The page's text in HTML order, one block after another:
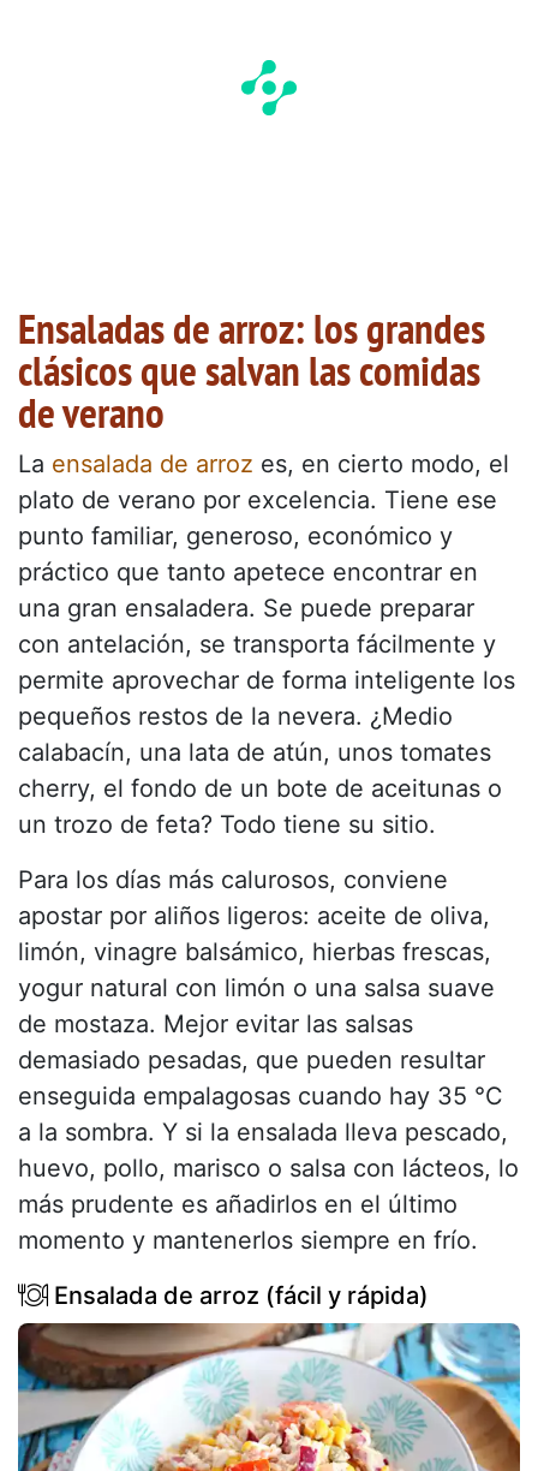
Ensaladas de arroz: los grandes
clásicos que salvan las comidas
de verano
La ensalada de arroz es, en cierto modo, el
plato de verano por excelencia. Tiene ese
punto familiar, generoso, económico y
práctico que tanto apetece encontrar en
una gran ensaladera. Se puede preparar
con antelación, se transporta fácilmente y
permite aprovechar de forma inteligente los
pequeños restos de la nevera. ¿Medio
calabacín, una lata de atún, unos tomates
cherry, el fondo de un bote de aceitunas o
un trozo de feta? Todo tiene su sitio.
Para los días más calurosos, conviene
apostar por aliños ligeros: aceite de oliva,
limón, vinagre balsámico, hierbas frescas,
yogur natural con limón o una salsa suave
de mostaza. Mejor evitar las salsas
demasiado pesadas, que pueden resultar
enseguida empalagosas cuando hay 35 °C
a la sombra. Y si la ensalada lleva pescado,
huevo, pollo, marisco o salsa con lácteos, lo
más prudente es añadirlos en el último
momento y mantenerlos siempre en frío.
Ensalada de arroz (fácil y rápida)